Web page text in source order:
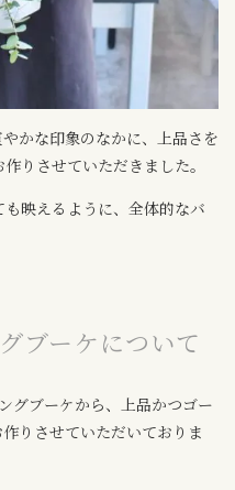
かな印象のなかに、上品さを
りさせていただきました。
映えるように、全体的なバ
ブーケについて
グブーケから、上品かつゴー
りさせていただいておりま